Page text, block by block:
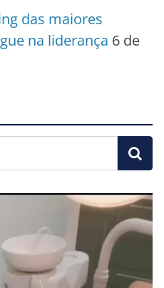
das maiores
na liderança 6 de